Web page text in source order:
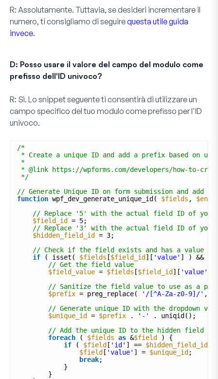
R: Assolutamente. Tuttavia, se desideri incrementare il
numero, ti consigliamo di seguirequesta utile guida
invece.
D: Posso usare il valore del campo del modulo come
prefisso dell'ID univoco?
R: Sì. Lo snippet seguente ti consentirà di utilizzare un
campo specifico del tuo modulo come prefisso per l'ID
univoco.
/*
* Create a unique ID and add a prefix based on
*
* @link https://wpforms.com/developers/how-to-
*/
// Generate Unique ID on form submission and add
function wpf_dev_generate_unique_id( $fields ,
// Replace '5' with the actual field ID of
$field_id
= 5;
// Replace '3' with the actual field ID of your
$hidden_field_id
= 3;
// Check if the field exists and has a value
if
( isset( $fields [$field_id ][ 'value' ] ) && !
// Get the field value
$field_value = $fields [$field_id ][ 'value'
// Sanitize the field value to use as a
$prefix = preg_replace( '/[^A-Za-z0-9]/' ,
// Generate unique ID with the dropdown
$unique_id
= $prefix . '-'
. uniqid();
// Add the unique ID to the hidden field
foreach
( $fields as &$field
) {
if
( $field [ 'id' ] == $hidden_field_id
$field [ 'value' ] = $unique_id ;
break;
}
}